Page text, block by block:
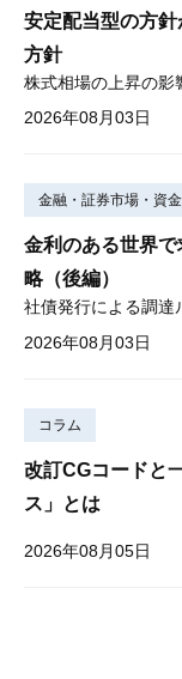
安定配当型の方
方針
2026年08月03日
金融・証券市場・資
金利のある世界
略（後編）
社債発行による調達
2026年08月03日
コラム
改訂CGコードと
ス」とは
2026年08月05日